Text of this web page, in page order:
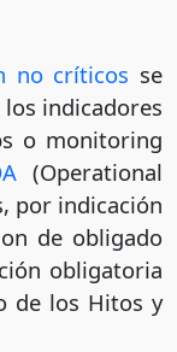
no críticos se
los indicadores
o monitoring
(Operational
por indicación
de obligado
obligatoria
de los Hitos y